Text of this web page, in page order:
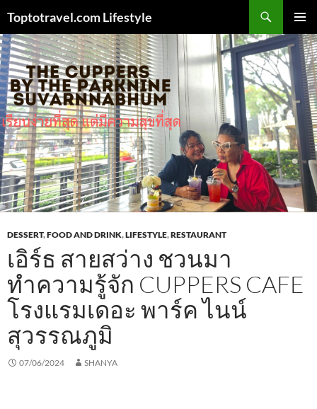
content
Toptotravel.com Lifestyle
MENU
DESSERT,FOOD AND DRINK,LIFESTYLE,RESTAURANT
เอิร์ธ สายสว่าง ชวนมา
ทำความรู้จัก CUPPERS CAFE
โรงแรมเดอะ พาร์ค ไนน์
สุวรรณภูมิ
07/06/2024 SHANYA